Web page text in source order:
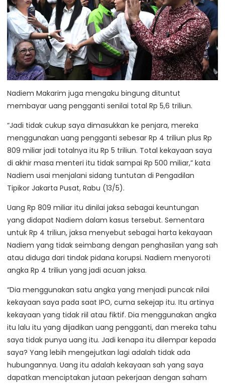
Nadiem Makarim juga mengaku bingung dituntut
membayar uang pengganti senilai total Rp 5,6 triliun.
“Jadi tidak cukup saya dimasukkan ke penjara, mereka
menggunakan uang pengganti sebesar Rp 4 triliun plus Rp
809 miliar jadi totalnya itu Rp 5 triliun. Total kekayaan saya
di akhir masa menteri itu tidak sampai Rp 500 miliar,” kata
Nadiem usai menjalani sidang tuntutan di Pengadilan
Tipikor Jakarta Pusat, Rabu (13/5).
Uang Rp 809 miliar itu dinilai jaksa sebagai keuntungan
yang didapat Nadiem dalam kasus tersebut. Sementara
untuk Rp 4 triliun, jaksa menyebut sebagai harta kekayaan
Nadiem yang tidak seimbang dengan penghasilan yang sah
atau diduga dari tindak pidana korupsi. Nadiem menyoroti
angka Rp 4 triliun yang jadi acuan jaksa.
“Dia menggunakan satu angka yang menjadi puncak nilai
kekayaan saya pada saat IPO, cuma sekejap itu. Itu artinya
kekayaan yang tidak riil atau fiktif. Dia menggunakan angka
itu lalu itu yang dijadikan uang pengganti, dan mereka tahu
saya tidak punya uang itu. Jadi kenapa itu dilempar kepada
saya? Yang lebih mengejutkan lagi adalah tidak ada
hubungannya. Uang itu adalah kekayaan sah yang saya
dapatkan menciptakan jutaan pekerjaan dengan saham